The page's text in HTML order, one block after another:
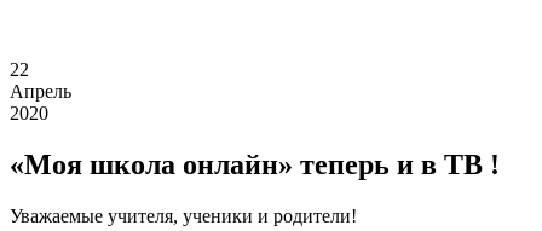
22
Апрель
2020
«Моя школа онлайн» теперь и в ТВ !
Уважаемые учителя, ученики и родители!